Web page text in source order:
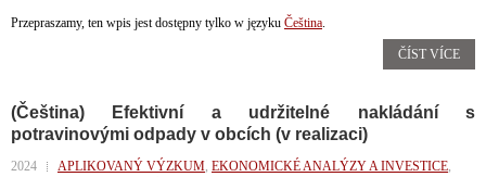
Przepraszamy, ten wpis jest dostępny tylko w języku Čeština.
ČÍST VÍCE
(Čeština) Efektivní a udržitelné nakládání s
potravinovými odpady v obcích (v realizaci)
2024 APLIKOVANÝ VÝZKUM, EKONOMICKÉ ANALÝZY A INVESTICE,